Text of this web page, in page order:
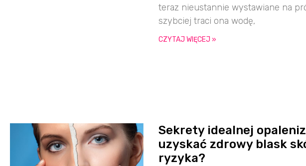
teraz nieustannie wystawiane na
szybciej traci ona wodę,
CZYTAJ WIĘCEJ »
Sekrety idealnej
uzyskać zdrowy blask
ryzyka?